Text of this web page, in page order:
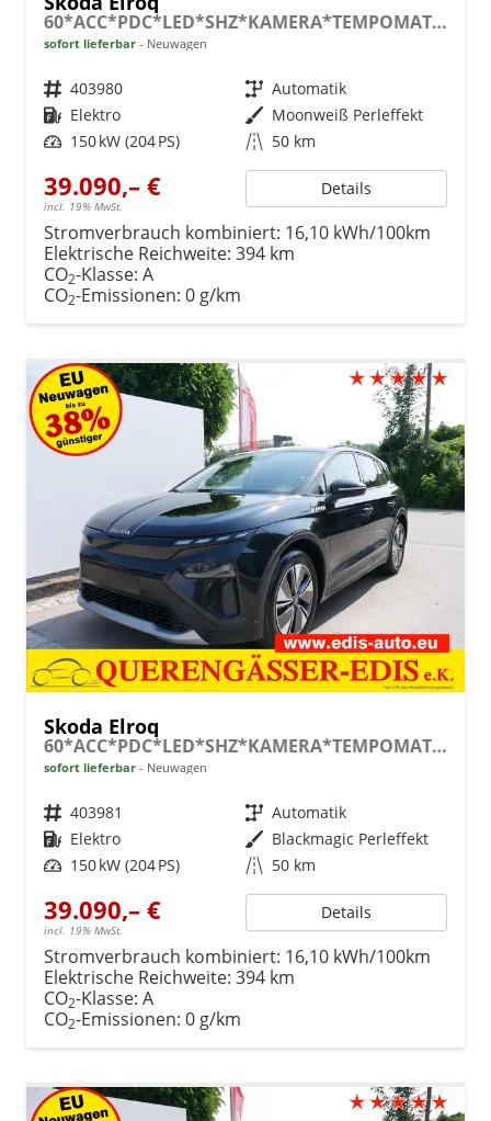
60*ACC*PDC*LED*SHZ*KAMERA*TEMPOMAT*KLIMA*SMARTLINK*EL-HECKKLAPPE*19-ZOLL
sofort lieferbar Neuwagen
Fahrzeugnr. 403980 Getriebe Automatik
Kraftstoff Elektro Außenfarbe Moonweiß Perleffekt
Leistung 150 kW (204 PS) Kilometerstand 50 km
39.090,– €
incl. 19% MwSt.
Details
Stromverbrauch kombiniert: 16,10 kWh/100km
Elektrische Reichweite: 394 km
CO2-Klasse: A
CO2-Emissionen: 0 g/km
Skoda Elroq
60*ACC*PDC*LED*SHZ*KAMERA*TEMPOMAT*KLIMA*SMARTLINK*EL-HECKKLAPPE*19-ZOLL
sofort lieferbar Neuwagen
Fahrzeugnr. 403981 Getriebe Automatik
Kraftstoff Elektro Außenfarbe Blackmagic Perleffekt
Leistung 150 kW (204 PS) Kilometerstand 50 km
39.090,– €
incl. 19% MwSt.
Details
Stromverbrauch kombiniert: 16,10 kWh/100km
Elektrische Reichweite: 394 km
CO2-Klasse: A
CO2-Emissionen: 0 g/km